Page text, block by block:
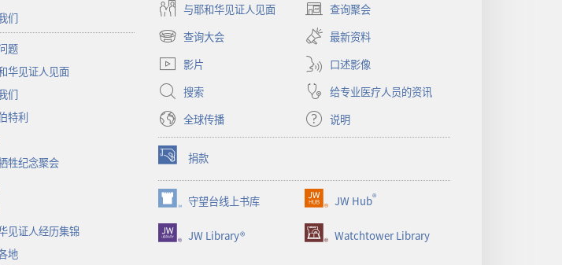
们
题
华见证人见面
们
特利
牲纪念聚会
见证人经历集锦
地
与耶和华见证人见面 查询聚会
（打
开
新
窗
口）
查询大会
（打
开
新
窗
口）
最新资料
影片
口述影像
搜索
给专业医疗人员的资讯
全球传播
说明
捐款
（打
开
新
窗
口）
守望台线上书库
（打
开
新
JW Hub®
（打
开
新
JW Library® Watchtower Library